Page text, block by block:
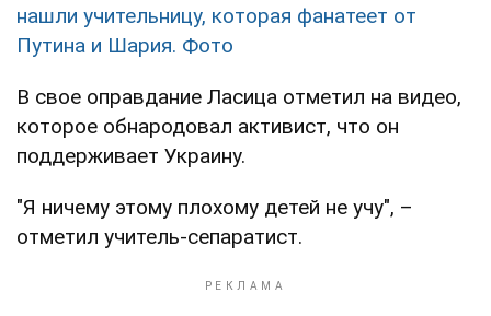
нашли учительницу, которая фанатеет от
Путина и Шария. Фото
В свое оправдание Ласица отметил на видео,
которое обнародовал активист, что он
поддерживает Украину.
"Я ничему этому плохому детей не учу", –
отметил учитель-сепаратист.